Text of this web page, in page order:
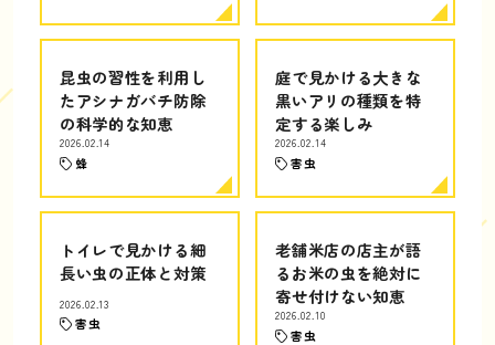
昆虫の習性を利用し
たアシナガバチ防除
の科学的な知恵
2026.02.14
蜂
庭で見かける大きな
黒いアリの種類を特
定する楽しみ
2026.02.14
害虫
トイレで見かける細
長い虫の正体と対策
2026.02.13
害虫
老舗米店の店主が語
るお米の虫を絶対に
寄せ付けない知恵
2026.02.10
害虫